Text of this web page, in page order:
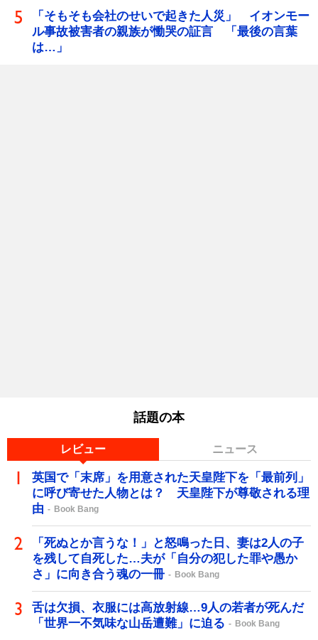
「そもそも会社のせいで起きた人災」 イオンモー
ル事故被害者の親族が慟哭の証言 「最後の言葉
は…」
話題の本
レビュー ニュース
英国で「末席」を用意された天皇陛下を「最前列」
に呼び寄せた人物とは？ 天皇陛下が尊敬される理
由
Book Bang
「死ぬとか言うな！」と怒鳴った日、妻は2人の子
を残して自死した…夫が「自分の犯した罪や愚か
さ」に向き合う魂の一冊
Book Bang
舌は欠損、衣服には高放射線…9人の若者が死んだ
「世界一不気味な山岳遭難」に迫る
Book Bang